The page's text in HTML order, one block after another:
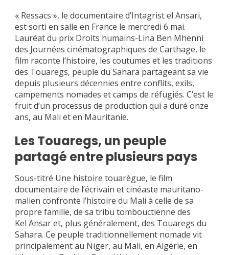
« Ressacs », le documentaire d’Intagrist el Ansari,
est sorti en salle en France le mercredi 6 mai.
Lauréat du prix Droits humains-Lina Ben Mhenni
des Journées cinématographiques de Carthage, le
film raconte l’histoire, les coutumes et les traditions
des Touaregs, peuple du Sahara partageant sa vie
depuis plusieurs décennies entre conflits, exils,
campements nomades et camps de réfugiés. C’est le
fruit d’un processus de production qui a duré onze
ans, au Mali et en Mauritanie.
Les Touaregs, un peuple
partagé entre plusieurs pays
Sous-titré Une histoire touarègue, le film
documentaire de l’écrivain et cinéaste mauritano-
malien confronte l’histoire du Mali à celle de sa
propre famille, de sa tribu tombouctienne des
Kel Ansar et, plus généralement, des Touaregs du
Sahara. Ce peuple traditionnellement nomade vit
principalement au Niger, au Mali, en Algérie, en